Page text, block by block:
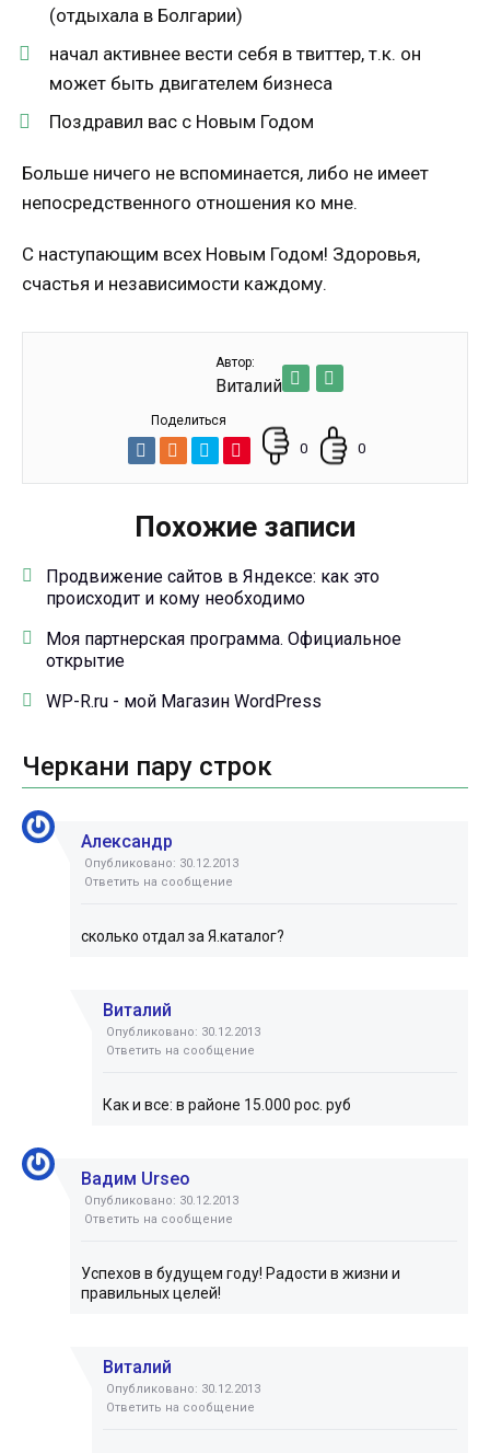
(отдыхала в Болгарии)
начал активнее вести себя в твиттер, т.к. он
может быть двигателем бизнеса
Поздравил вас с Новым Годом
Больше ничего не вспоминается, либо не имеет
непосредственного отношения ко мне.
С наступающим всех Новым Годом! Здоровья,
счастья и независимости каждому.
Автор:
Виталий
Поделиться
0 0
Похожие записи
Продвижение сайтов в Яндексе: как это
происходит и кому необходимо
Моя партнерская программа. Официальное
открытие
WP-R.ru - мой Магазин WordPress
Черкани пару строк
Александр
Опубликовано: 30.12.2013
Ответить на сообщение
сколько отдал за Я.каталог?
Виталий
Опубликовано: 30.12.2013
Ответить на сообщение
Как и все: в районе 15.000 рос. руб
Вадим Urseo
Опубликовано: 30.12.2013
Ответить на сообщение
Успехов в будущем году! Радости в жизни и
правильных целей!
Виталий
Опубликовано: 30.12.2013
Ответить на сообщение